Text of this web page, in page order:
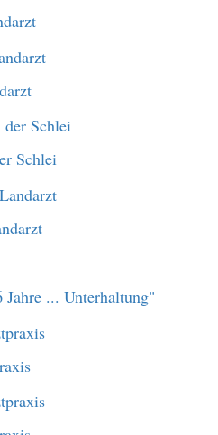
Schlei
... Unterhaltung"